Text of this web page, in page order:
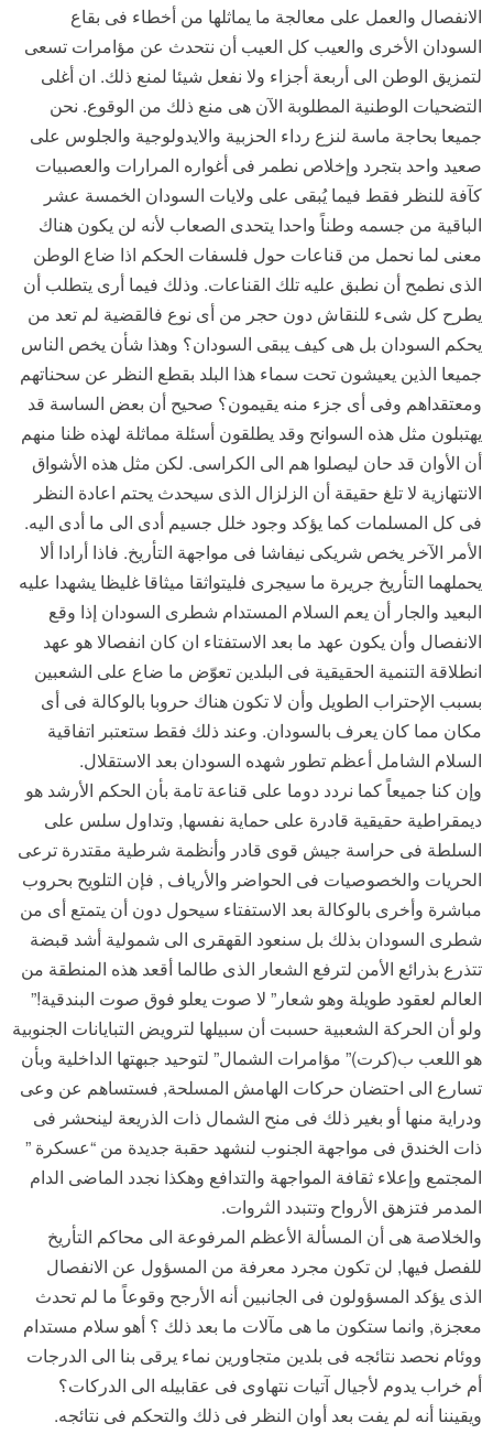
الانفصال والعمل على معالجة ما يماثلها من أخطاء فى بقاع
السودان الأخرى والعيب كل العيب أن نتحدث عن مؤامرات تسعى
لتمزيق الوطن الى أربعة أجزاء ولا نفعل شيئا لمنع ذلك. ان أغلى
التضحيات الوطنية المطلوبة الآن هى منع ذلك من الوقوع. نحن
جميعا بحاجة ماسة لنزع رداء الحزبية والايدولوجية والجلوس على
صعيد واحد بتجرد وإخلاص نطمر فى أغواره المرارات والعصبيات
كآفة للنظر فقط فيما يُبقى على ولايات السودان الخمسة عشر
الباقية من جسمه وطناً واحدا يتحدى الصعاب لأنه لن يكون هناك
معنى لما نحمل من قناعات حول فلسفات الحكم اذا ضاع الوطن
الذى نطمح أن نطبق عليه تلك القناعات. وذلك فيما أرى يتطلب أن
يطرح كل شىء للنقاش دون حجر من أى نوع فالقضية لم تعد من
يحكم السودان بل هى كيف يبقى السودان؟ وهذا شأن يخص الناس
جميعا الذين يعيشون تحت سماء هذا البلد بقطع النظر عن سحناتهم
ومعتقداهم وفى أى جزء منه يقيمون؟ صحيح أن بعض الساسة قد
يهتبلون مثل هذه السوانح وقد يطلقون أسئلة مماثلة لهذه ظنا منهم
أن الأوان قد حان ليصلوا هم الى الكراسى. لكن مثل هذه الأشواق
الانتهازية لا تلغ حقيقة أن الزلزال الذى سيحدث يحتم اعادة النظر
فى كل المسلمات كما يؤكد وجود خلل جسيم أدى الى ما أدى اليه.
الأمر الآخر يخص شريكى نيفاشا فى مواجهة التأريخ. فاذا أرادا ألا
يحملهما التأريخ جريرة ما سيجرى فليتواثقا ميثاقا غليظا يشهدا عليه
البعيد والجار أن يعم السلام المستدام شطرى السودان إذا وقع
الانفصال وأن يكون عهد ما بعد الاستفتاء ان كان انفصالا هو عهد
انطلاقة التنمية الحقيقية فى البلدين تعوّض ما ضاع على الشعبين
بسبب الإحتراب الطويل وأن لا تكون هناك حروبا بالوكالة فى أى
مكان مما كان يعرف بالسودان. وعند ذلك فقط ستعتبر اتفاقية
السلام الشامل أعظم تطور شهده السودان بعد الاستقلال.
وإن كنا جميعاً كما نردد دوما على قناعة تامة بأن الحكم الأرشد هو
ديمقراطية حقيقية قادرة على حماية نفسها, وتداول سلس على
السلطة فى حراسة جيش قوى قادر وأنظمة شرطية مقتدرة ترعى
الحريات والخصوصيات فى الحواضر والأرياف , فإن التلويح بحروب
مباشرة وأخرى بالوكالة بعد الاستفتاء سيحول دون أن يتمتع أى من
شطرى السودان بذلك بل سنعود القهقرى الى شمولية أشد قبضة
تتذرع بذرائع الأمن لترفع الشعار الذى طالما أقعد هذه المنطقة من
العالم لعقود طويلة وهو شعار” لا صوت يعلو فوق صوت البندقية!”
ولو أن الحركة الشعبية حسبت أن سبيلها لترويض التبايانات الجنوبية
هو اللعب ب(كرت)” مؤامرات الشمال” لتوحيد جبهتها الداخلية وبأن
تسارع الى احتضان حركات الهامش المسلحة, فستساهم عن وعى
ودراية منها أو بغير ذلك فى منح الشمال ذات الذريعة لينحشر فى
ذات الخندق فى مواجهة الجنوب لنشهد حقبة جديدة من “عسكرة ”
المجتمع وإعلاء ثقافة المواجهة والتدافع وهكذا نجدد الماضى الدام
المدمر فتزهق الأرواح وتتبدد الثروات.
والخلاصة هى أن المسألة الأعظم المرفوعة الى محاكم التأريخ
للفصل فيها, لن تكون مجرد معرفة من المسؤول عن الانفصال
الذى يؤكد المسؤولون فى الجانبين أنه الأرجح وقوعاً ما لم تحدث
معجزة, وانما ستكون ما هى مآلات ما بعد ذلك ؟ أهو سلام مستدام
ووئام نحصد نتائجه فى بلدين متجاورين نماء يرقى بنا الى الدرجات
أم خراب يدوم لأجيال آتيات نتهاوى فى عقابيله الى الدركات؟
ويقيننا أنه لم يفت بعد أوان النظر فى ذلك والتحكم فى نتائجه.